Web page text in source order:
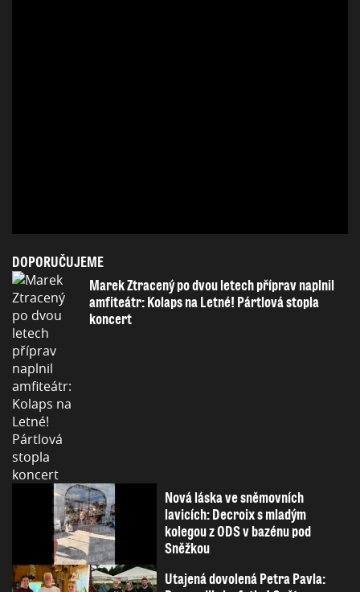
DOPORUČUJEME
Marek Ztracený po dvou letech příprav naplnil
amfiteátr: Kolaps na Letné! Pártlová stopla
koncert
Nová láska ve sněmovních
lavicích: Decroix s mladým
kolegou z ODS v bazénu pod
Sněžkou
Utajená dovolená Petra Pavla: